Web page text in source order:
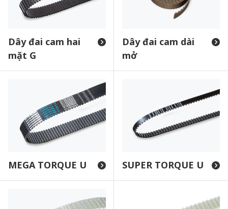
Dây đai cam hai
mặt G
Dây đai cam dài
mở
MEGA TORQUE U SUPER TORQUE U